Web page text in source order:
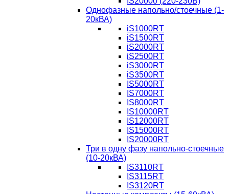
Однофазные напольно/стоечные (1-
20кВА)
iS1000RT
iS1500RT
iS2000RT
iS2500RT
iS3000RT
iS3500RT
IS5000RT
IS7000RT
IS8000RT
IS10000RT
IS12000RT
IS15000RT
IS20000RT
Три в одну фазу напольно-стоечные
(10-20кВА)
IS3110RT
IS3115RT
IS3120RT